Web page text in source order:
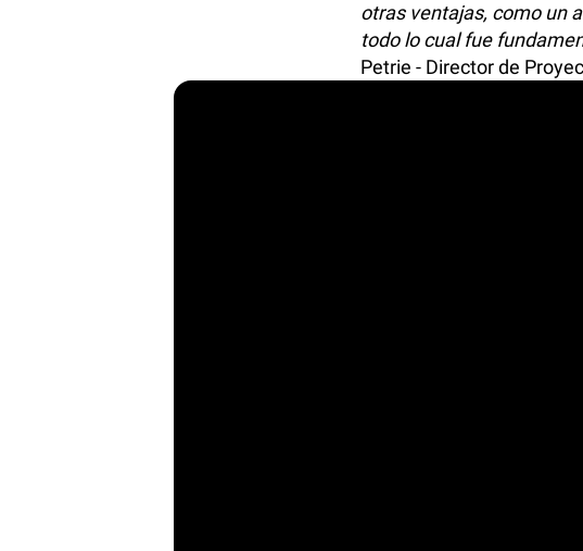
otras ventajas, como un
todo lo cual fue
Petrie - Director de